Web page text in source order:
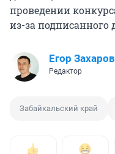
проведении
из-за подписанного
Егор Захаров
Редактор
Забайкальский край